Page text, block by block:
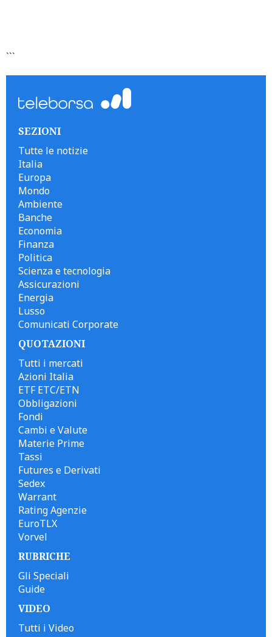
```
SEZIONI
Tutte le notizie
Italia
Europa
Mondo
Ambiente
Banche
Economia
Finanza
Politica
Scienza e tecnologia
Assicurazioni
Energia
Lusso
Comunicati Corporate
QUOTAZIONI
Tutti i mercati
Azioni Italia
ETF ETC/ETN
Obbligazioni
Fondi
Cambi e Valute
Materie Prime
Tassi
Futures e Derivati
Sedex
Warrant
Rating Agenzie
EuroTLX
Vorvel
RUBRICHE
Gli Speciali
Guide
VIDEO
Tutti i Video